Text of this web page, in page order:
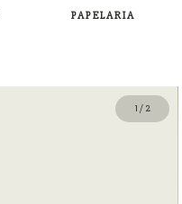
PAPELARIA
1 / 2